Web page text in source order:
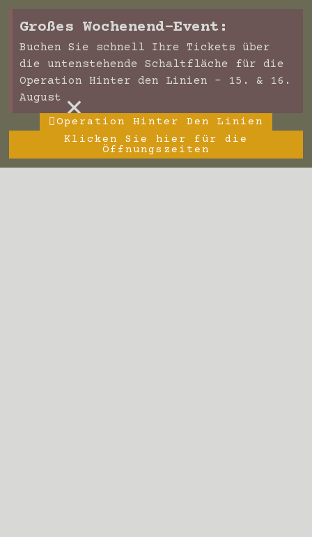
Großes Wochenend-Event:
Buchen Sie schnell Ihre Tickets über
die untenstehende Schaltfläche für die
Operation Hinter den Linien – 15. & 16.
August ×
Operation Hinter Den Linien
Klicken Sie hier für die
Öffnungszeiten